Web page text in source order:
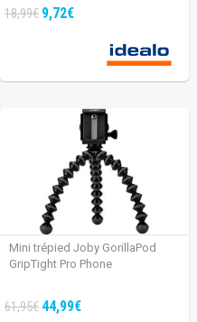
18,99€ 9,72€
Mini trépied Joby GorillaPod
GripTight Pro Phone
61,95€ 44,99€